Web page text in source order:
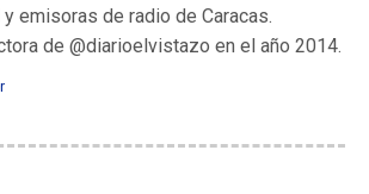
emisoras de radio de Caracas.
de @diarioelvistazo en el año 2014.